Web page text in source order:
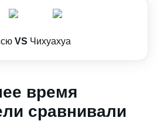
VS Чихуахуа
время
сравнивали